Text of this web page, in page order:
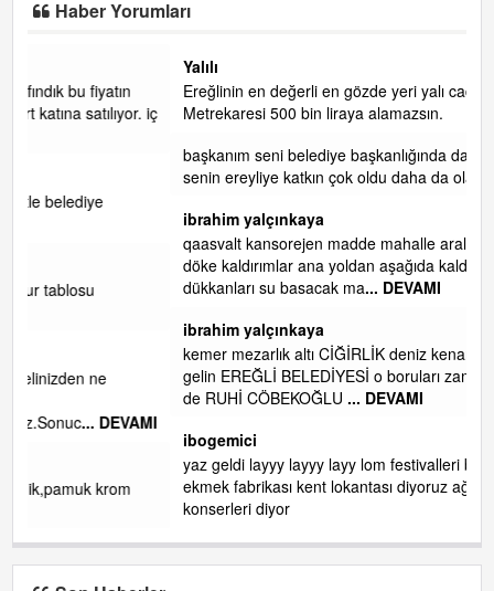
Haber Yorumları
Ereğlinin en değerli en gözde yeri yalı caddesi ve çevresidir.
Metrekaresi 500 bin liraya alamazsın.
başkanım seni belediye başkanlığında da görmek isteriz
senin ereyliye katkın çok oldu daha da olacaktır
ibrahim yalçınkaya
qaasvalt kansorejen madde mahalle aralarında asvalt döke
döke kaldırımlar ana yoldan aşağıda kaldı bi yağmurda
dükkanları su basacak ma... DEVAMI
ibrahim yalçınkaya
kemer mezarlık altı CİĞİRLİK deniz kenarına giden yola
gelin EREĞLİ BELEDİYESİ o boruları zamanında tüm ereğli
de RUHİ CÖBEKOĞLU ... DEVAMI
yaz geldi layyy layyy layy lom festivalleri başladı biz halk
ekmek fabrikası kent lokantası diyoruz ağacum yaz